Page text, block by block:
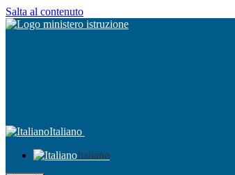
Salta al contenuto
Italiano
Italiano